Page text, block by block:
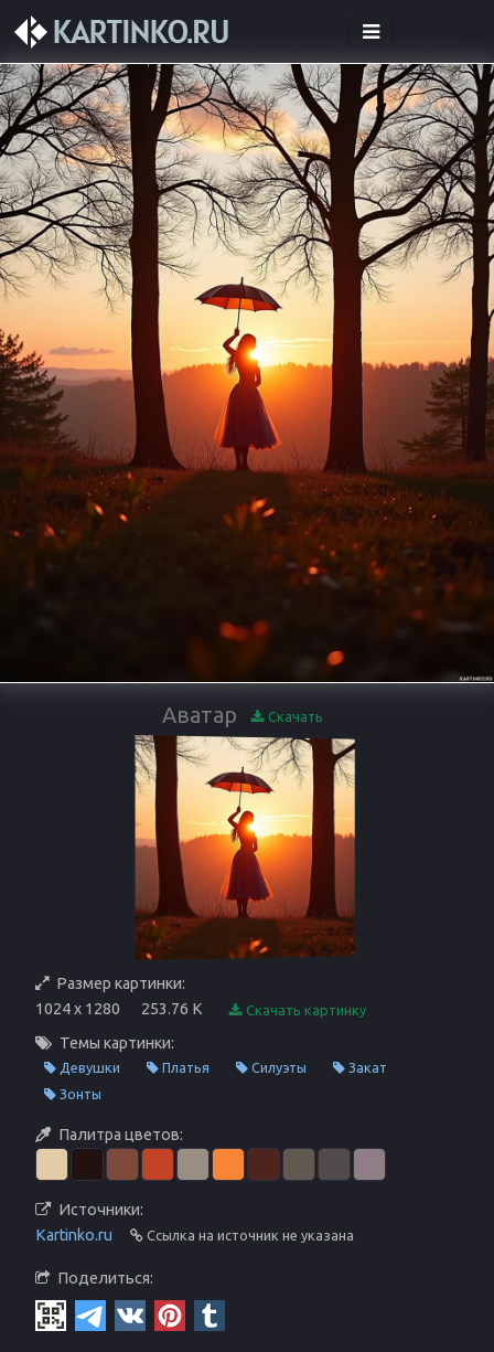
Аватар Скачать
Размер картинки:
1024 x 1280
253.76 K Скачать картинку
Темы картинки:
Девушки Платья Силуэты
Закат
Зонты
Палитра цветов:
Источники:
Kartinko.ru
Ссылка на источник не указана
Поделиться: